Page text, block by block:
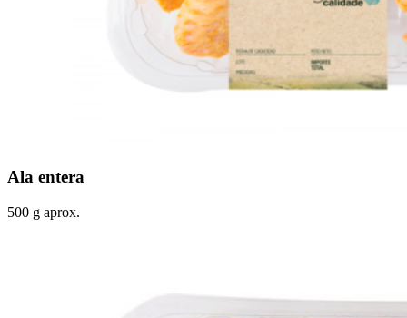
Ala entera
500 g aprox.